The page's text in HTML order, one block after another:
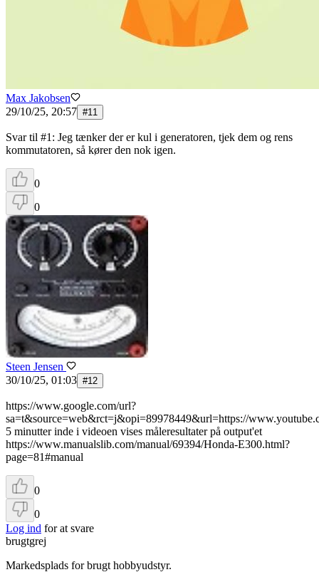
Max Jakobsen
29/10/25, 20:57 #11
Svar til #1: Jeg tænker der er kul i generatoren, tjek dem og rens
kommutatoren, så kører den nok igen.
0
0
Steen Jensen
30/10/25, 01:03 #12
https://www.google.com/url?
sa=t&source=web&rct=j&opi=89978449&url=https://
5 minutter inde i videoen vises måleresultater på output'et
https://www.manualslib.com/manual/69394/Honda-E300.html?
page=81#manual
0
0
Log ind for at svare
brugtgrej
Markedsplads for brugt hobbyudstyr.